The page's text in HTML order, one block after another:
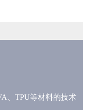
、TPU等材料的技术